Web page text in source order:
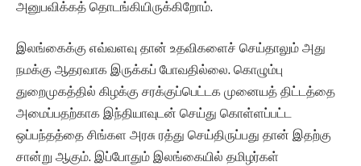
அனுபவிக்கத் தொடங்கியிருக்கிறோம்.
இலங்கைக்கு எவ்வளவு தான் உதவிகளைச் செய்தாலும் அது
நமக்கு ஆதரவாக இருக்கப் போவதில்லை. கொழும்பு
துறைமுகத்தில் கிழக்கு சரக்குப்பெட்டக முனையத் திட்டத்தை
அமைப்பதற்காக இந்தியாவுடன் செய்து கொள்ளப்பட்ட
ஒப்பந்தத்தை சிங்கள அரசு ரத்து செய்திருப்பது தான் இதற்கு
சான்று ஆகும். இப்போதும் இலங்கையில் தமிழர்கள்